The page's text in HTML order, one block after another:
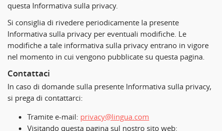
questa Informativa sulla privacy.
Si consiglia di rivedere periodicamente la presente
Informativa sulla privacy per eventuali modifiche. Le
modifiche a tale informativa sulla privacy entrano in vigore
nel momento in cui vengono pubblicate su questa pagina.
Contattaci
In caso di domande sulla presente Informativa sulla privacy,
si prega di contattarci:
Tramite e-mail: privacy@lingua.com
Visitando questa pagina sul nostro sito web: